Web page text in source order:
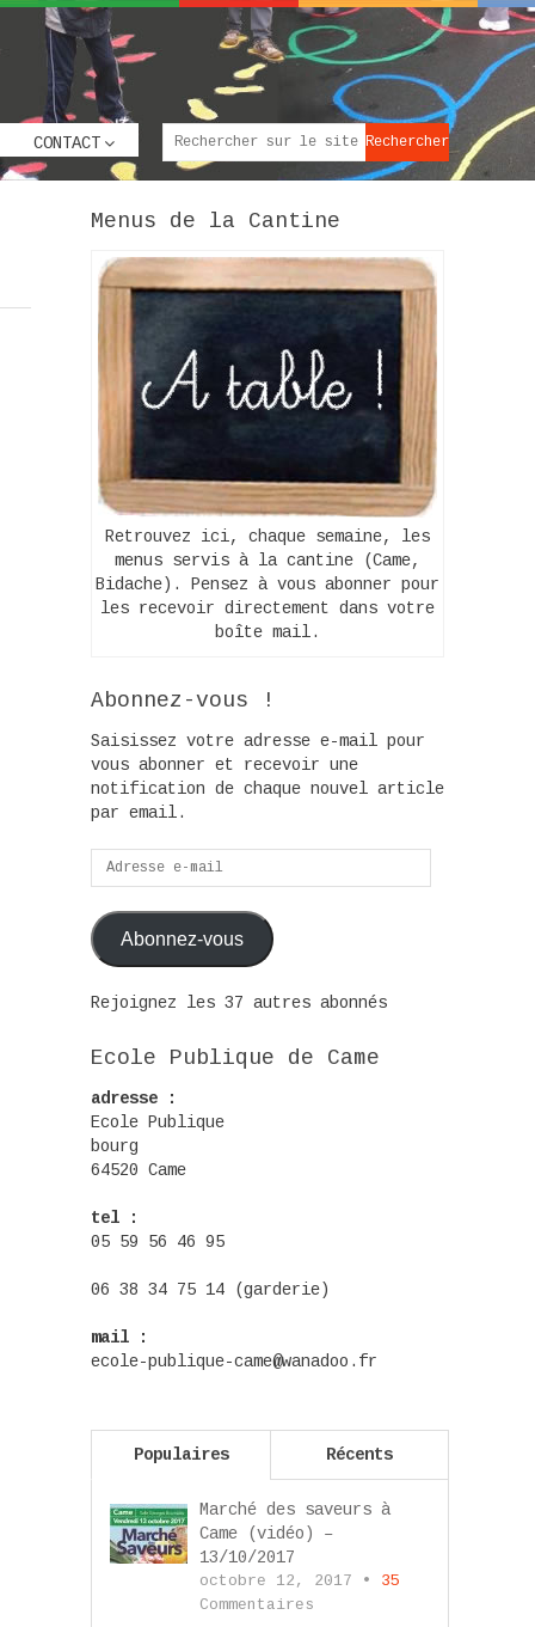
CONTACT
Menus de la Cantine
Retrouvez ici, chaque semaine, les
menus servis à la cantine (Came,
Bidache). Pensez à vous abonner pour
les recevoir directement dans votre
boîte mail.
Abonnez-vous !
Saisissez votre adresse e-mail pour
vous abonner et recevoir une
notification de chaque nouvel article
par email.
Adresse
e-
mail
Abonnez-vous
Rejoignez les 37 autres abonnés
Ecole Publique de Came
adresse :
Ecole Publique
bourg
64520 Came
tel :
05 59 56 46 95
06 38 34 75 14 (garderie)
mail :
ecole-publique-came@wanadoo.fr
Populaires Récents
Marché des saveurs à
Came (vidéo) –
13/10/2017
octobre 12, 2017 • 35
Commentaires